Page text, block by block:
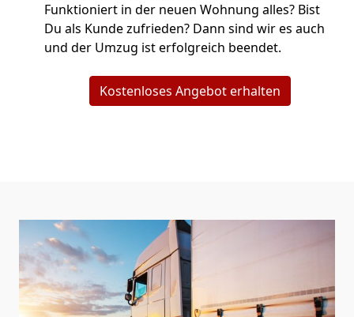
Funktioniert in der neuen Wohnung alles? Bist
Du als Kunde zufrieden? Dann sind wir es auch
und der Umzug ist erfolgreich beendet.
Kostenloses Angebot erhalten